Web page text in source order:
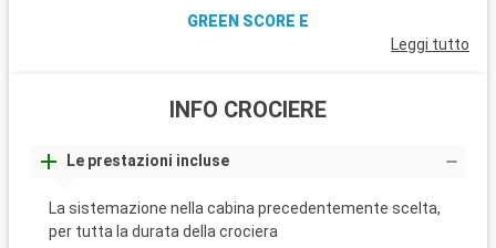
GREEN SCORE E
Leggi tutto
INFO CROCIERE
Le prestazioni incluse
La sistemazione nella cabina precedentemente scelta,
per tutta la durata della crociera